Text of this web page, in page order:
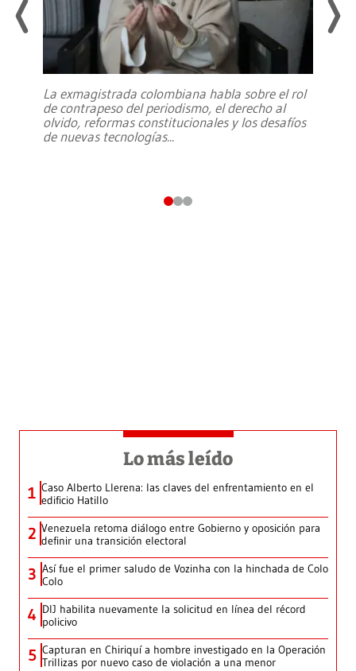
La exmagistrada colombiana habla sobre el rol
de contrapeso del periodismo, el derecho al
olvido, reformas constitucionales y los desafíos
de nuevas tecnologías...
Lo más leído
1 Caso Alberto Llerena: las claves del enfrentamiento en el
edificio Hatillo
2 Venezuela retoma diálogo entre Gobierno y oposición para
definir una transición electoral
3 Así fue el primer saludo de Vozinha con la hinchada de Colo
Colo
4 DIJ habilita nuevamente la solicitud en línea del récord
policivo
5 Capturan en Chiriquí a hombre investigado en la Operación
Trillizas por nuevo caso de violación a una menor